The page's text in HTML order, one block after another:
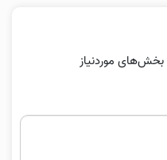
بخش‌های موردنیاز